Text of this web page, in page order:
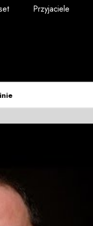
Przyjaciele